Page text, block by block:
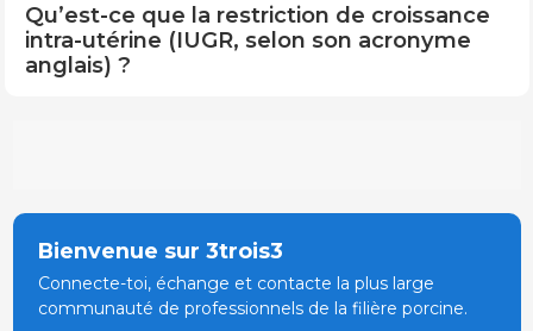
Qu’est-ce que la restriction de croissance
intra-utérine (IUGR, selon son acronyme
anglais) ?
Bienvenue sur 3trois3
Connecte-toi, échange et contacte la plus large
communauté de professionnels de la filière porcine.